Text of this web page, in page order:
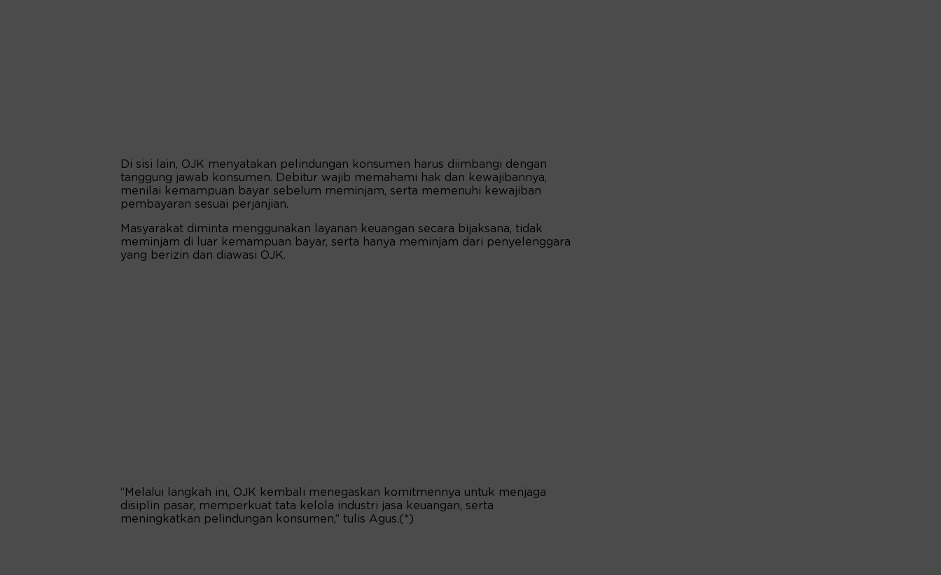
Di sisi lain, OJK menyatakan pelindungan konsumen harus diimbangi dengan
tanggung jawab konsumen. Debitur wajib memahami hak dan kewajibannya,
menilai kemampuan bayar sebelum meminjam, serta memenuhi kewajiban
pembayaran sesuai perjanjian.
Masyarakat diminta menggunakan layanan keuangan secara bijaksana, tidak
meminjam di luar kemampuan bayar, serta hanya meminjam dari penyelenggara
yang berizin dan diawasi OJK.
“Melalui langkah ini, OJK kembali menegaskan komitmennya untuk menjaga
disiplin pasar, memperkuat tata kelola industri jasa keuangan, serta
meningkatkan pelindungan konsumen,” tulis Agus.(*)